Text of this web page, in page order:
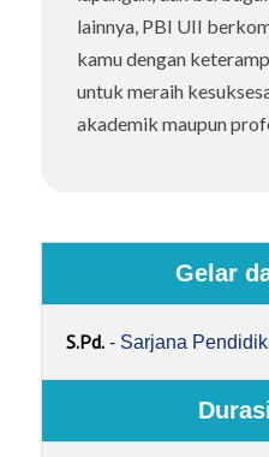
lainnya, PBI UII
kamu dengan
untuk meraih
akademik maupun
Gelar
S.Pd.- Sarjana